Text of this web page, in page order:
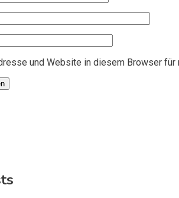
und Website in diesem Browser